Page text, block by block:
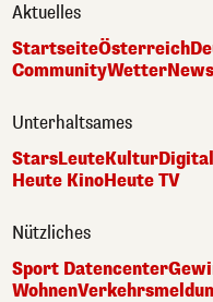
Aktuelles
StartseiteÖsterreich
CommunityWetter
Unterhaltsames
StarsLeuteKulturDigital
Heute KinoHeute TV
Nützliches
Sport Datencenter
Wohnen